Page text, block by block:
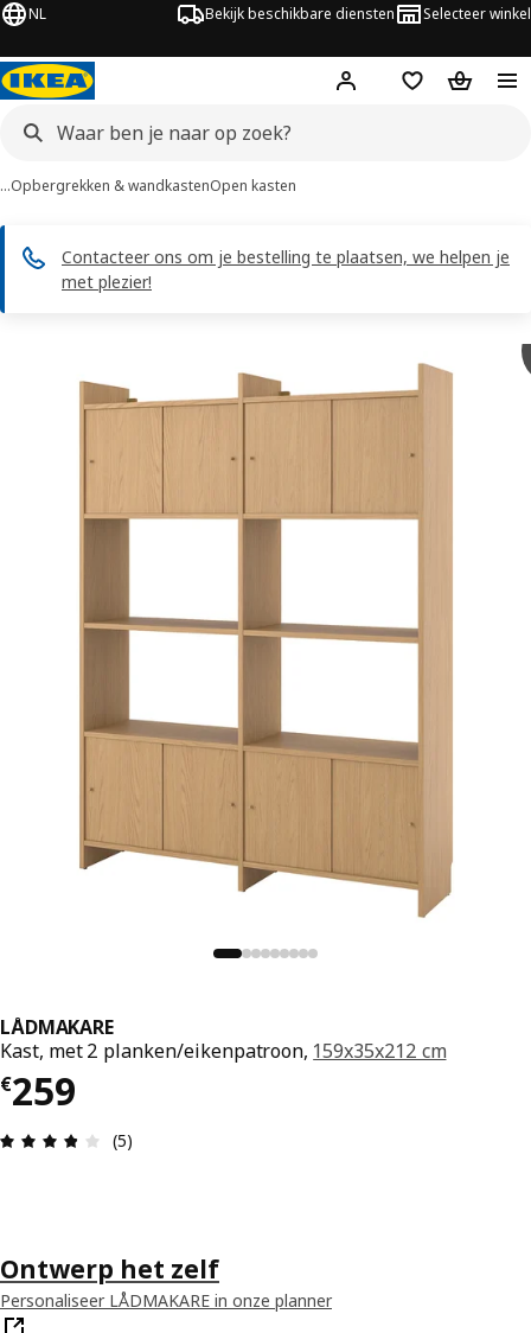
NL Bekijk beschikbare diensten Selecteer winkel
Hej! Log inVerlanglijstje
…Opbergrekken & wandkastenOpen kasten
Contacteer ons om je bestelling te plaatsen, we helpen je
met plezier!
LÅDMAKARE
Kast, met 2 planken/eikenpatroon, 159x35x212 cm
€259
€ 259
Beoordeling: 3.8 van 5 sterren. Totaal
(5)
Ontwerp het zelf
Personaliseer LÅDMAKARE in onze planner